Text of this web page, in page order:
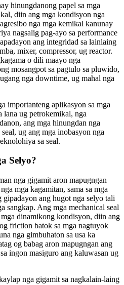
hinungdanong papel sa mga
diin ang mga kondisyon nga
nga mga kemikal kanunay
nagsalig pag-ayo sa performance
ang integridad sa lainlaing
mixer, compressor, ug reactor.
o dili maayo nga
mosangpot sa pagtulo sa pluwido,
nga downtime, ug mahal nga
importanteng aplikasyon sa mga
lana ug petrokemikal, nga
ang mga hinungdan nga
ug ang mga inobasyon nga
sa seal.
Selyo?
nga gigamit aron mapugngan
mga kagamitan, sama sa mga
gipadayon ang hugot nga selyo tali
sangkap. Ang mga mechanical seal
dinamikong kondisyon, diin ang
friction batok sa mga nagtuyok
nga gimbuhaton sa usa ka
og babag aron mapugngan ang
ingon masiguro ang kaluwasan ug
nga gigamit sa nagkalain-laing